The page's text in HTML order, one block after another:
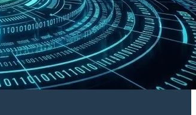
企
業
案
例
產
品
服
媒
體
合
作
數
智
夥